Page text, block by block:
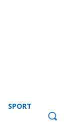
SPORT